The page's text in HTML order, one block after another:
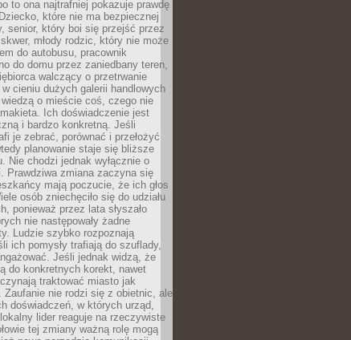
to ona najtrafniej pokazuje prawdę
które nie ma bezpiecznej
senior, który boi się przejść przez
młody rodzic, który nie może
do autobusu, pracownik
do domu przez zaniedbany teren,
walczący o przetrwanie
w cieniu dużych galerii handlowych
o mieście coś, czego nie
Ich doświadczenie jest
i bardzo konkretną. Jeśli
je zebrać, porównać i przełożyć
planowanie staje się bliższe
Nie chodzi jednak wyłącznie o
Prawdziwa zmiana zaczyna się
mają poczucie, że ich głos
osób zniechęciło się do udziału
ponieważ przez lata słyszało
nie następowały żadne
Ludzie szybko rozpoznają
ich pomysły trafiają do szuflady,
Jeśli jednak widzą, że
do konkretnych korekt, nawet
traktować miasto jak
Zaufanie nie rodzi się z obietnic, ale
doświadczeń, w których urząd,
lider reaguje na rzeczywiste
tej zmiany ważną rolę mogą